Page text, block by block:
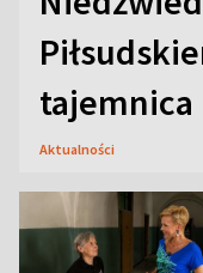
tajemnica
Aktualności